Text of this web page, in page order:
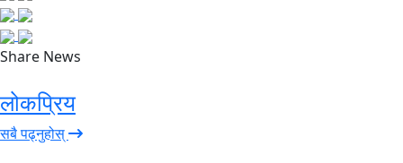
Share News
लोकप्रिय
सबै पढ्नुहोस्